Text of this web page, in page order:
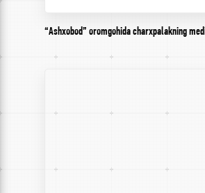
“Ashxobod” oromgohida charxpalakning